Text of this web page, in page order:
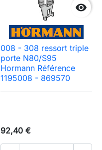

008 - 308 ressort triple
porte N80/S95
Hormann Référence
1195008 - 869570
92,40 €